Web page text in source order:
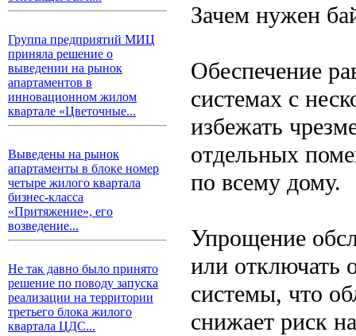
Группа предприятий МИЦ
приняла решение о
выведении на рынок
апартаментов в
инновационном жилом
квартале «Цветочные...
Выведены на рынок
апартаменты в блоке номер
четыре жилого квартала
бизнес-класса
«Притяжение», его
возведение...
Не так давно было принято
решение по поводу запуска
реализации на территории
третьего блока жилого
квартала ЦДС...
Зачем нужен
Обеспечение
системах с
избежать
отдельных
по всему дому.
Упрощение
или отключать
системы, что
снижает риск